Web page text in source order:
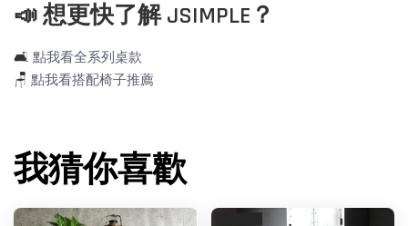
📣 想更快了解 JSIMPLE？
🛋️ 點我看全系列桌款
🪑 點我看搭配椅子推薦
我猜你喜歡